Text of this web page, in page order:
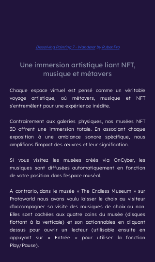
Dissolving Painting 7 - Wandererby RubenFro
Une immersion artistique liant NFT,
musique et métavers
Chaque espace virtuel est pensé comme un véritable
voyage artistique, où métavers, musique et NFT
s’entremêlent pour une expérience inédite.
Contrairement aux galeries physiques, nos musées NFT
3D offrent une immersion totale. En associant chaque
exposition à une ambiance sonore spécifique, nous
amplifions l’impact des œuvres et leur signification.
Si vous visitez les musées créés via OnCyber, les
musiques sont diffusées automatiquement en fonction
de votre position dans l’espace muséal.
A contrario, dans le musée « The Endless Museum » sur
Protoworld nous avons voulu laisser le choix au visiteur
d’accompagner sa visite des musiques de choix ou non.
Elles sont cachées aux quatre coins du musée (disques
flottant à la verticale) et son actionnables en cliquant
dessus pour ouvrir un lecteur (utilisable ensuite en
appuyant sur « Entrée » pour utiliser la fonction
Play/Pause).